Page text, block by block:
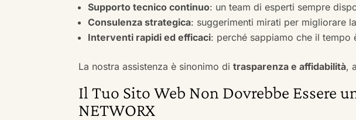
Supporto tecnico continuo: un team di esperti sempre
Consulenza strategica: suggerimenti mirati per migliorare
Interventi rapidi ed efficaci: perché sappiamo che il tempo
La nostra assistenza è sinonimo ditrasparenza e affidabilità,
Il Tuo Sito Web Non Dovrebbe Essere
NETWORX